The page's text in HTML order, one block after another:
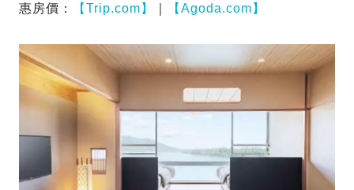
惠房價：
【Trip.com】 【Agoda.com】